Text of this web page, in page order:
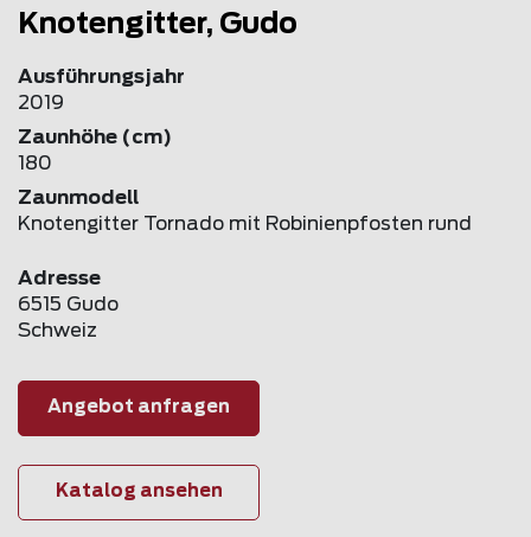
Knotengitter, Gudo
Ausführungsjahr
2019
Zaunhöhe (cm)
180
Zaunmodell
Knotengitter Tornado mit Robinienpfosten rund
Adresse
6515 Gudo
Schweiz
Angebot anfragen
Katalog ansehen